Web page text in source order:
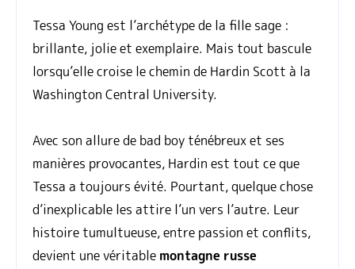
Tessa Young est l’archétype de la fille sage :
brillante, jolie et exemplaire. Mais tout bascule
lorsqu’elle croise le chemin de Hardin Scott à la
Washington Central University.
Avec son allure de bad boy ténébreux et ses
manières provocantes, Hardin est tout ce que
Tessa a toujours évité. Pourtant, quelque chose
d’inexplicable les attire l’un vers l’autre. Leur
histoire tumultueuse, entre passion et conflits,
devient une véritable montagne russe